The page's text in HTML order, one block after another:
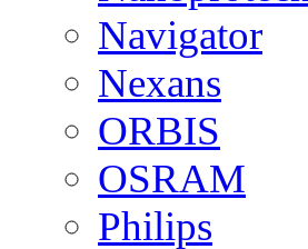
Navigator
Nexans
ORBIS
OSRAM
Philips